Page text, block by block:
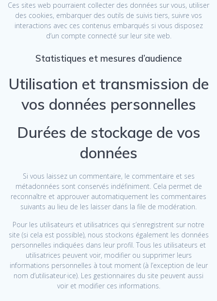
Ces sites web pourraient collecter des données sur vous, utiliser
des cookies, embarquer des outils de suivis tiers, suivre vos
interactions avec ces contenus embarqués si vous disposez
d’un compte connecté sur leur site web.
Statistiques et mesures d’audience
Utilisation et transmission de
vos données personnelles
Durées de stockage de vos
données
Si vous laissez un commentaire, le commentaire et ses
métadonnées sont conservés indéfiniment. Cela permet de
reconnaître et approuver automatiquement les commentaires
suivants au lieu de les laisser dans la file de modération.
Pour les utilisateurs et utilisatrices qui s’enregistrent sur notre
site (si cela est possible), nous stockons également les données
personnelles indiquées dans leur profil. Tous les utilisateurs et
utilisatrices peuvent voir, modifier ou supprimer leurs
informations personnelles à tout moment (à l’exception de leur
nom d’utilisateur·ice). Les gestionnaires du site peuvent aussi
voir et modifier ces informations.